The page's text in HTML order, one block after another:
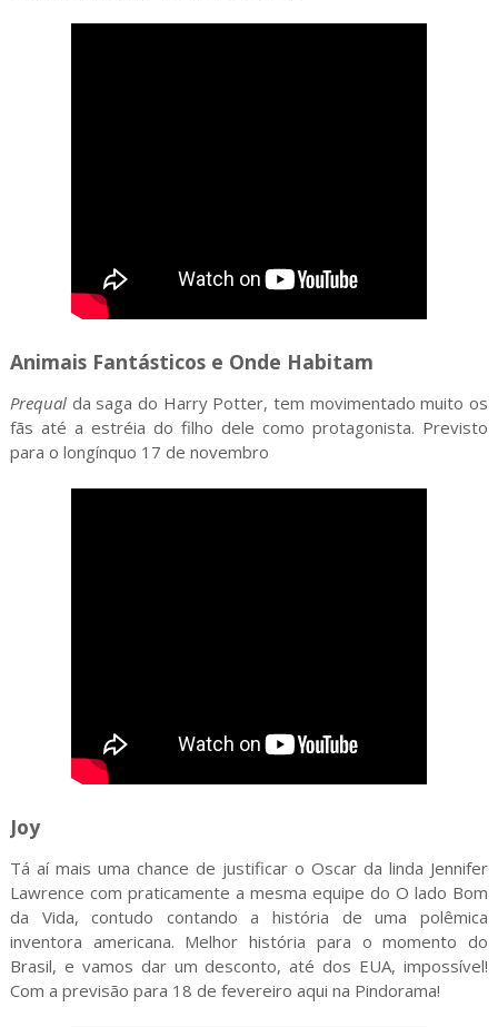
Animais Fantásticos e Onde Habitam
Prequal da saga do Harry Potter, tem movimentado muito os
fãs até a estréia do filho dele como protagonista. Previsto
para o longínquo 17 de novembro
Joy
Tá aí mais uma chance de justificar o Oscar da linda Jennifer
Lawrence com praticamente a mesma equipe do O lado Bom
da Vida, contudo contando a história de uma polêmica
inventora americana. Melhor história para o momento do
Brasil, e vamos dar um desconto, até dos EUA, impossível!
Com a previsão para 18 de fevereiro aqui na Pindorama!